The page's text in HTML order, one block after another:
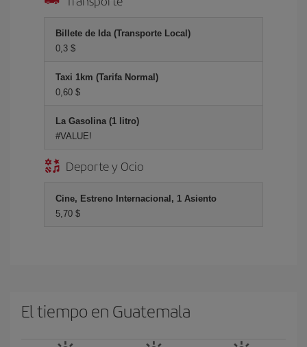
Billete de Ida (Transporte Local)
0,3 $
Taxi 1km (Tarifa Normal)
0,60 $
La Gasolina (1 litro)
#VALUE!
Deporte y Ocio
Cine, Estreno Internacional, 1 Asiento
5,70 $
El tiempo en Guatemala